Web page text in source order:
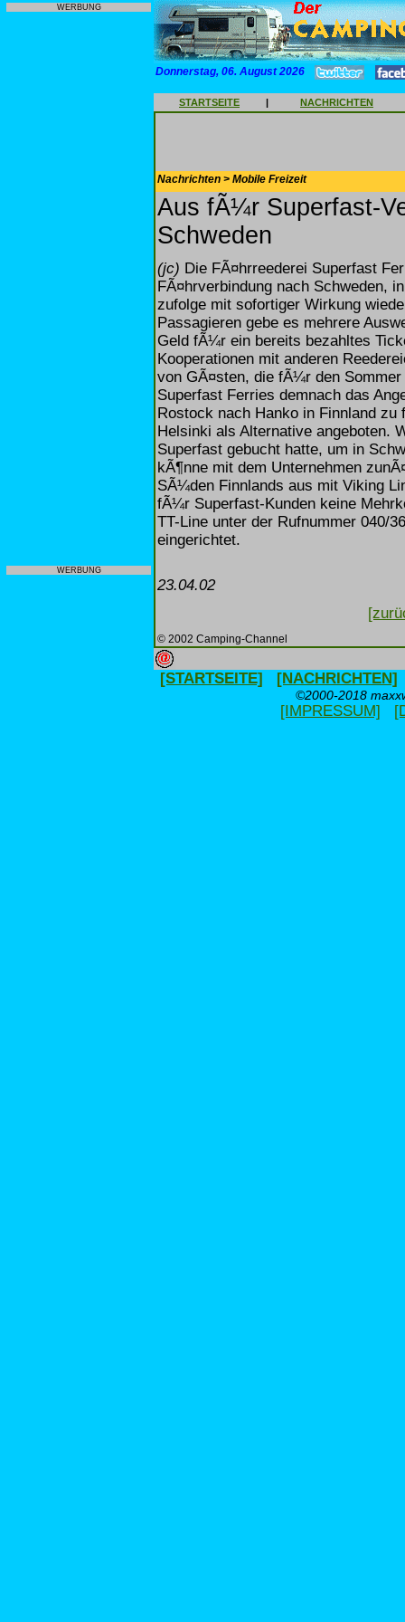
WERBUNG
WERBUNG
Donnerstag, 06. August 2026
STARTSEITE | NACHRICHTEN
Nachrichten > Mobile Freizeit
Aus fÃ¼r Superfast-
Schweden
(jc) Die FÃ¤hrreederei Superfast
FÃ¤hrverbindung nach Schweden,
zufolge mit sofortiger Wirkung
Passagieren gebe es mehrere
Geld fÃ¼r ein bereits bezahltes
Kooperationen mit anderen
von GÃ¤sten, die fÃ¼r den
Superfast Ferries demnach das
Rostock nach Hanko in Finnland
Helsinki als Alternative angeboten.
Superfast gebucht hatte, um in
kÃ¶nne mit dem Unternehmen
SÃ¼den Finnlands aus mit Viking
fÃ¼r Superfast-Kunden keine
TT-Line unter der Rufnummer 040/
eingerichtet.
23.04.02
© 2002 Camping-Channel
[STARTSEITE] [NACHRICHTEN]
©2000-2018
[IMPRESSUM]